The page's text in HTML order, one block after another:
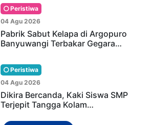
Peristiwa
04 Agu 2026
Pabrik Sabut Kelapa di Argopuro
Banyuwangi Terbakar Gegara…
Peristiwa
04 Agu 2026
Dikira Bercanda, Kaki Siswa SMP
Terjepit Tangga Kolam…